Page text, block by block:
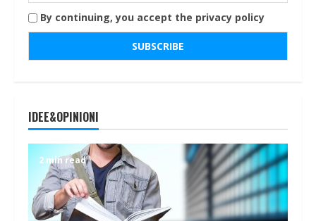
By continuing, you accept the privacy policy
IDEE&OPINIONI
2 min read